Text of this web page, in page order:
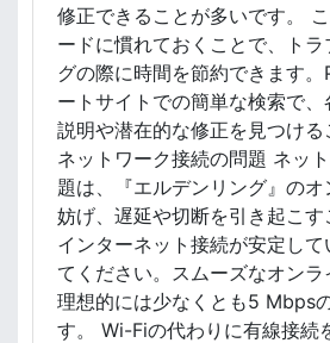
修正できることが多いです。
ードに慣れておくことで、ト
グの際に時間を節約できます
ートサイトでの簡単な検索で
説明や潜在的な修正を見つける
ネットワーク接続の問題 ネッ
題は、『エルデンリング』の
妨げ、遅延や切断を引き起こす
インターネット接続が安定し
てください。スムーズなオンラ
理想的には少なくとも5 Mbps
す。 Wi-Fiの代わりに有線接続